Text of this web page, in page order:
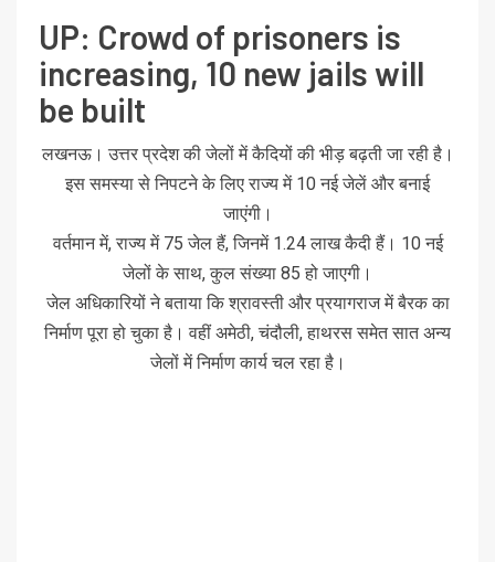
UP: Crowd of prisoners is
increasing, 10 new jails will
be built
लखनऊ। उत्तर प्रदेश की जेलों में कैदियों की भीड़ बढ़ती जा रही है।
इस समस्या से निपटने के लिए राज्य में 10 नई जेलें और बनाई
जाएंगी।
वर्तमान में, राज्य में 75 जेल हैं, जिनमें 1.24 लाख कैदी हैं। 10 नई
जेलों के साथ, कुल संख्या 85 हो जाएगी।
जेल अधिकारियों ने बताया कि श्रावस्ती और प्रयागराज में बैरक का
निर्माण पूरा हो चुका है। वहीं अमेठी, चंदौली, हाथरस समेत सात अन्य
जेलों में निर्माण कार्य चल रहा है।